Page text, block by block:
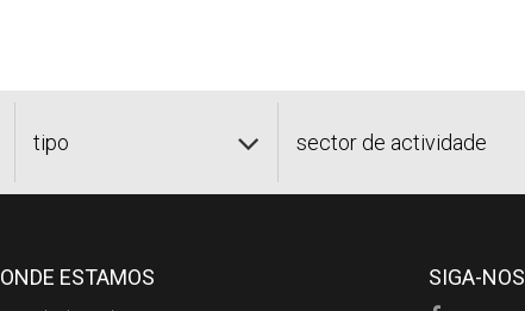
tipo sector de actividade
ONDE ESTAMOS SIGA-NOS